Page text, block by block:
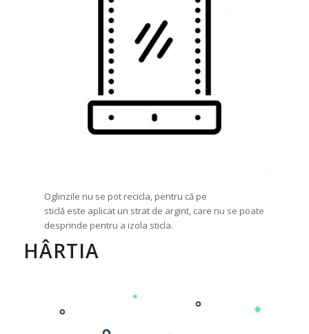
Oglinzile nu se pot recicla, pentru că pe
sticlă este aplicat un strat de argint, care nu se poate
desprinde pentru a izola sticla.
HÂRTIA